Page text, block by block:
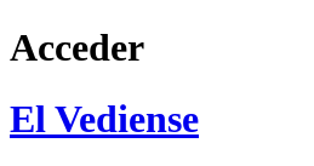
Acceder
El Vediense